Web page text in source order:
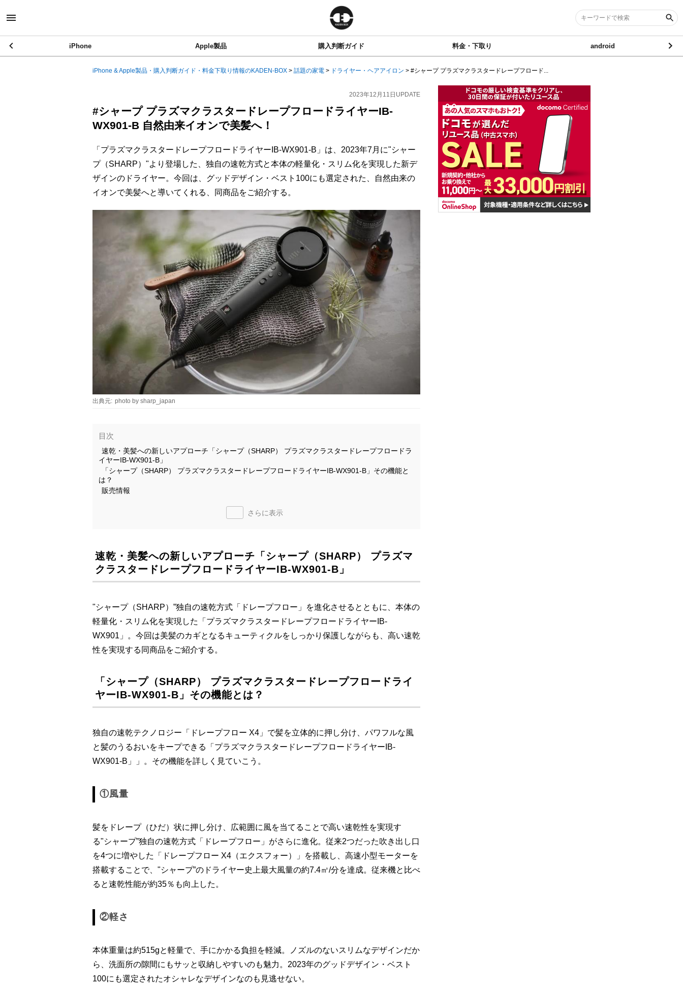
iPhone Apple製品 購入判断ガイド 料金・下取り android
iPhone & Apple製品・購入判断ガイド・料金下取り情報のKADEN-BOX > 話題の家電 > ドライヤー・ヘアアイロン > #シャープ プラズマクラスタードレープフロード...
2023年12月11日 UPDATE
#シャープ プラズマクラスタードレープフロードライヤーIB-
WX901-B 自然由来イオンで美髪へ！
「プラズマクラスタードレープフロードライヤーIB-WX901-B」は、2023年7月に"シャー
プ（SHARP）"より登場した、独自の速乾方式と本体の軽量化・スリム化を実現した新デ
ザインのドライヤー。今回は、グッドデザイン・ベスト100にも選定された、自然由来の
イオンで美髪へと導いてくれる、同商品をご紹介する。
出典元: photo by sharp_japan
目次
速乾・美髪への新しいアプローチ「シャープ（SHARP） プラズマクラスタードレープフロードラ
イヤーIB-WX901-B」
「シャープ（SHARP） プラズマクラスタードレープフロードライヤーIB-WX901-B」その機能と
は？
販売情報
さらに表示
速乾・美髪への新しいアプローチ「シャープ（SHARP） プラズマ
クラスタードレープフロードライヤーIB-WX901-B」
"シャープ（SHARP）”独自の速乾方式「ドレープフロー」を進化させるとともに、本体の
軽量化・スリム化を実現した「プラズマクラスタードレープフロードライヤーIB-
WX901」。今回は美髪のカギとなるキューティクルをしっかり保護しながらも、高い速乾
性を実現する同商品をご紹介する。
「シャープ（SHARP） プラズマクラスタードレープフロードライ
ヤーIB-WX901-B」その機能とは？
独自の速乾テクノロジー「ドレープフロー X4」で髪を立体的に押し分け、パワフルな風
と髪のうるおいをキープできる「プラズマクラスタードレープフロードライヤーIB-
WX901-B」」。その機能を詳しく見ていこう。
①風量
髪をドレープ（ひだ）状に押し分け、広範囲に風を当てることで高い速乾性を実現す
る"シャープ”独自の速乾方式「ドレープフロー」がさらに進化。従来2つだった吹き出し口
を4つに増やした「ドレープフロー X4（エクスフォー）」を搭載し、高速小型モーターを
搭載することで、"シャープ”のドライヤー史上最大風量の約7.4㎥/分を達成。従来機と比べ
ると速乾性能が約35％も向上した。
②軽さ
本体重量は約515gと軽量で、手にかかる負担を軽減。ノズルのないスリムなデザインだか
ら、洗面所の隙間にもサッと収納しやすいのも魅力。2023年のグッドデザイン・ベスト
100にも選定されたオシャレなデザインなのも見逃せない。